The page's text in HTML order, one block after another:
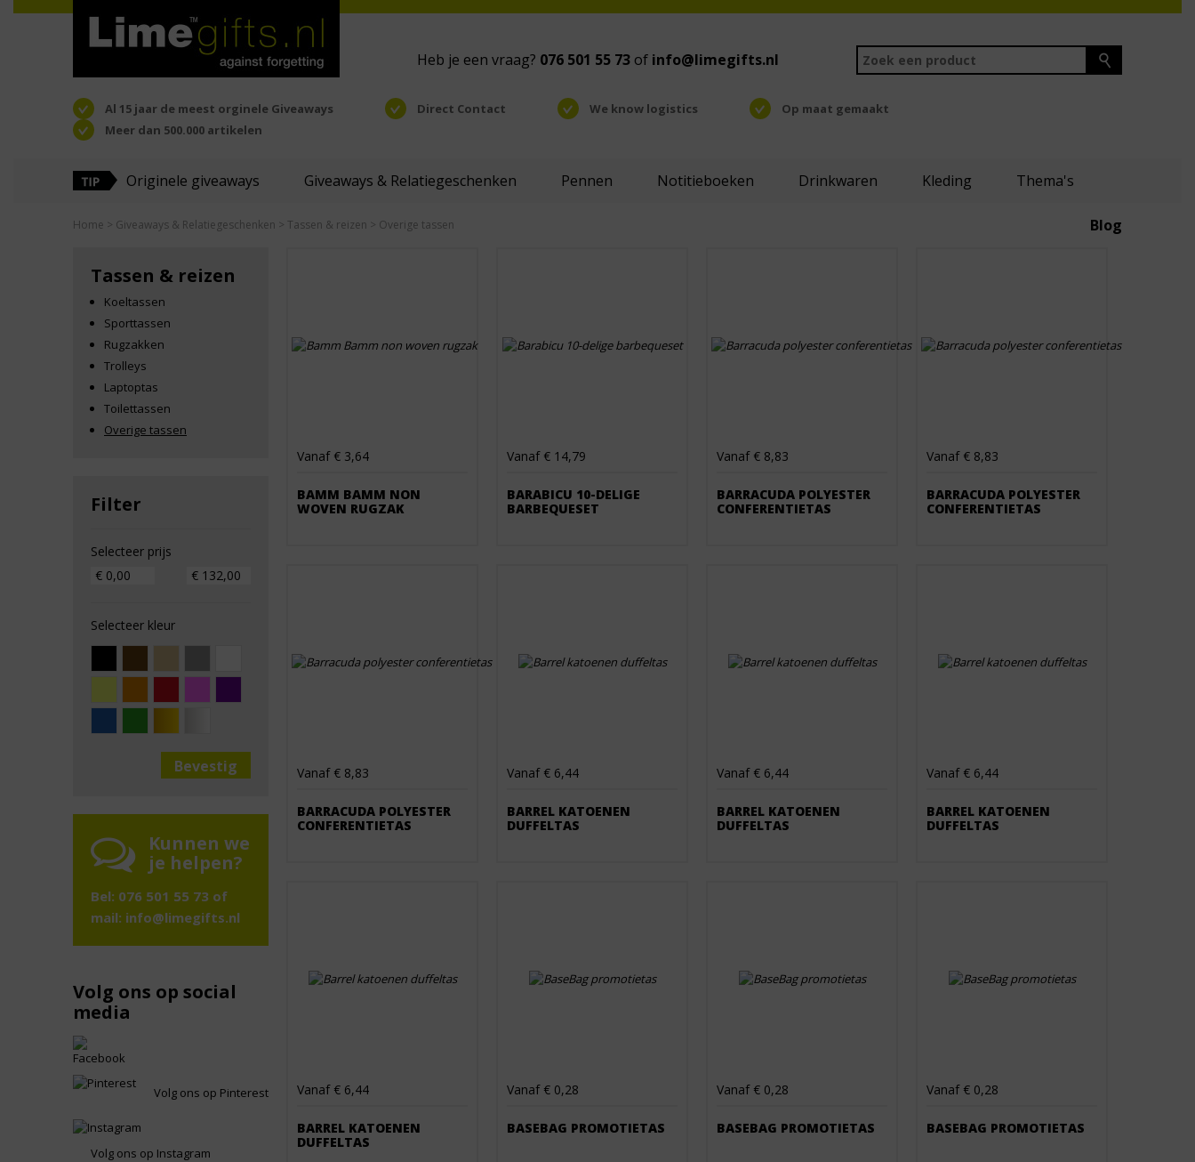
Heb je een vraag? 076 501 55 73of info@limegifts.nl
Al 15 jaar de meest orginele Giveaways Direct Contact We know logistics
Op maat gemaakt
Meer dan 500.000 artikelen
Originele giveaways Giveaways & Relatiegeschenken Pennen Notitieboeken Drinkwaren Kleding Thema's
Blog
Home > Giveaways & Relatiegeschenken > Tassen & reizen > Overige tassen
Tassen & reizen
Koeltassen
Sporttassen
Rugzakken
Trolleys
Laptoptas
Toilettassen
Overige tassen
Filter
Selecteer prijs
Selecteer kleur
Kunnen we
je helpen?
Bel: 076 501 55 73 of
mail: info@limegifts.nl
Volg ons op social
media
Volg ons op Pinterest
Volg ons op Instagram
Vanaf € 3,64
BAMM BAMM NON
WOVEN RUGZAK
Vanaf € 14,79
BARABICU 10-DELIGE
BARBEQUESET
Vanaf € 8,83
BARRACUDA POLYESTER
CONFERENTIETAS
Vanaf € 8,83
BARRACUDA POLYESTER
CONFERENTIETAS
Vanaf € 8,83
BARRACUDA POLYESTER
CONFERENTIETAS
Vanaf € 6,44
BARREL KATOENEN
DUFFELTAS
Vanaf € 6,44
BARREL KATOENEN
DUFFELTAS
Vanaf € 6,44
BARREL KATOENEN
DUFFELTAS
Vanaf € 6,44
BARREL KATOENEN
DUFFELTAS
Vanaf € 0,28
BASEBAG PROMOTIETAS
Vanaf € 0,28
BASEBAG PROMOTIETAS
Vanaf € 0,28
BASEBAG PROMOTIETAS